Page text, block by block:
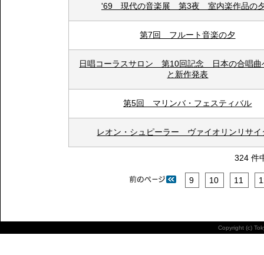
'69 現代の音楽展 第3夜 室内楽作品の
第7回 フルート音楽の夕
日唱コーラスサロン 第10回記念 日本の合唱曲
と新作発表
第5回 マリンバ・フェスティバル
レオン・シュピーラー ヴァイオリンリサイ
324 件
9 10 11
Copyright (c)